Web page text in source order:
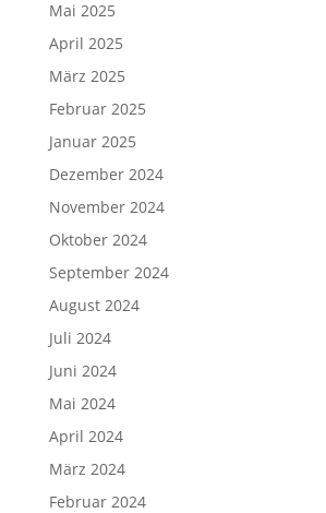
Mai 2025
April 2025
März 2025
Februar 2025
Januar 2025
Dezember 2024
November 2024
Oktober 2024
September 2024
August 2024
Juli 2024
Juni 2024
Mai 2024
April 2024
März 2024
Februar 2024